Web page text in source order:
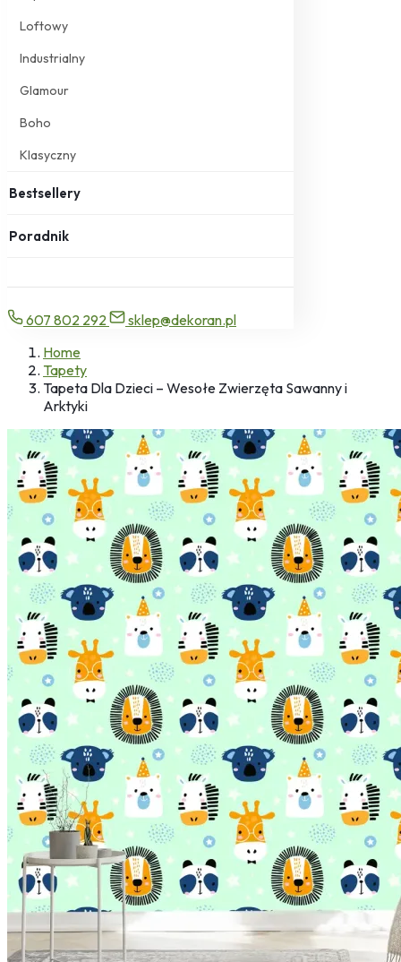
Loftowy
Industrialny
Glamour
Boho
Klasyczny
Bestsellery
Poradnik
607 802 292
sklep@dekoran.pl
Home
Tapety
Tapeta Dla Dzieci – Wesołe Zwierzęta Sawanny i
Arktyki